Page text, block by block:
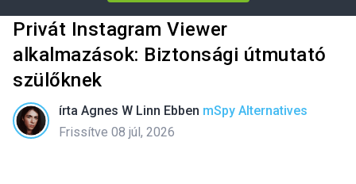
Privát Instagram Viewer
alkalmazások: Biztonsági útmutató
szülőknek
írta Agnes W Linn Ebben mSpy Alternatives
Frissítve 08 júl, 2026